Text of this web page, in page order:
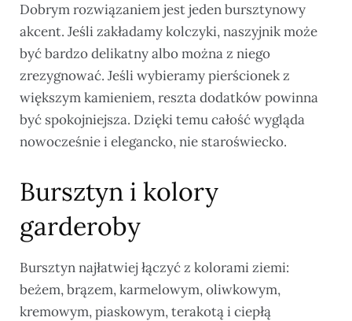
Dobrym rozwiązaniem jest jeden bursztynowy
akcent. Jeśli zakładamy kolczyki, naszyjnik może
być bardzo delikatny albo można z niego
zrezygnować. Jeśli wybieramy pierścionek z
większym kamieniem, reszta dodatków powinna
być spokojniejsza. Dzięki temu całość wygląda
nowocześnie i elegancko, nie staroświecko.
Bursztyn i kolory
garderoby
Bursztyn najłatwiej łączyć z kolorami ziemi:
beżem, brązem, karmelowym, oliwkowym,
kremowym, piaskowym, terakotą i ciepłą